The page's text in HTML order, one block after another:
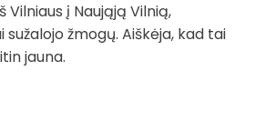
Vilniaus į Naująją Vilnią,
žmogų. Aiškėja, kad tai
jauna.